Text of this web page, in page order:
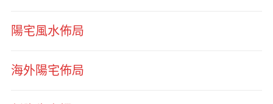
陽宅風水佈局
海外陽宅佈局